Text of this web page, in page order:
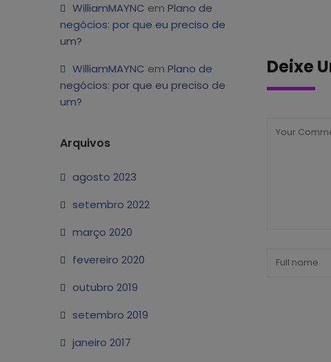
Deixe
WilliamMAYNC em Plano de
negócios: por que eu preciso de
um?
WilliamMAYNC em Plano de
negócios: por que eu preciso de
um?
Arquivos
agosto 2023
setembro 2022
março 2020
fevereiro 2020
outubro 2019
setembro 2019
janeiro 2017